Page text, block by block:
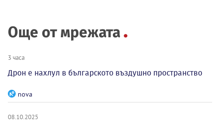
Още от мрежата
3 часа
Дрон е нахлул в българското въздушно пространство
nova
08.10.2025